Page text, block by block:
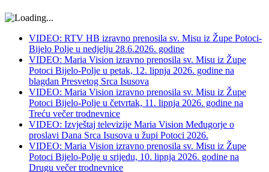
VIDEO: RTV HB izravno prenosila sv. Misu iz Župe Potoci-
Bijelo Polje u nedjelju 28.6.2026. godine
VIDEO: Maria Vision izravno prenosila sv. Misu iz Župe
Potoci Bijelo-Polje u petak, 12. lipnja 2026. godine na
blagdan Presvetog Srca Isusova
VIDEO: Maria Vision izravno prenosila sv. Misu iz Župe
Potoci Bijelo-Polje u četvrtak, 11. lipnja 2026. godine na
Treću večer trodnevnice
VIDEO: Izvještaj televizije Maria Vision Međugorje o
proslavi Dana Srca Isusova u župi Potoci 2026.
VIDEO: Maria Vision izravno prenosila sv. Misu iz Župe
Potoci Bijelo-Polje u srijedu, 10. lipnja 2026. godine na
Drugu večer trodnevnice